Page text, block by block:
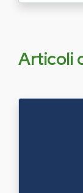
Articoli